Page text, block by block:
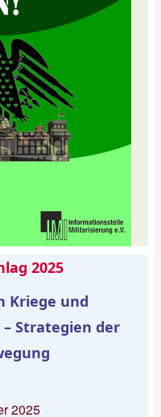
2025
Kriege und
Strategien der
2025